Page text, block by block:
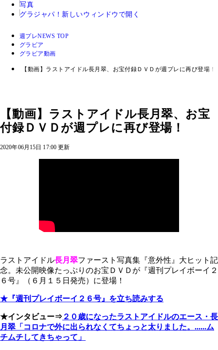
写真
グラジャパ！ 新しいウィンドウで開く
週プレNEWS TOP
グラビア
グラビア動画
【動画】ラストアイドル長月翠、お宝付録ＤＶＤが週プレに再び登場！
【動画】ラストアイドル長月翠、お宝
付録ＤＶＤが週プレに再び登場！
2020年06月15日 17:00 更新
ラストアイドル長月翠ファースト写真集『意外性』大ヒット記
念。未公開映像たっぷりのお宝ＤＶＤが『週刊プレイボーイ２
６号』（６月１５日発売）に登場！
★『週刊プレイボーイ２６号』を立ち読みする
★インタビュー⇒ ２０歳になったラストアイドルのエース・長
月翠「コロナで外に出られなくてちょっと太りました。......ム
チムチしてきちゃって」